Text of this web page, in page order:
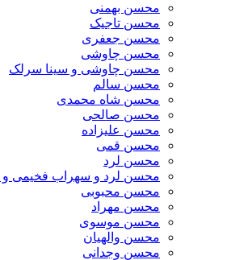
محسن بهمنی
محسن تاجیک
محسن جعفری
محسن چاوشی
محسن چاوشی و سینا سرلک
محسن سالم
محسن شاه محمدی
محسن صالحی
محسن علیزاده
محسن قمی
محسن لرد
محسن لرد و سهراب فخیمی
محسن محبوبی
محسن مهراد
محسن موسوی
محسن والهیان
محسن وجدانی